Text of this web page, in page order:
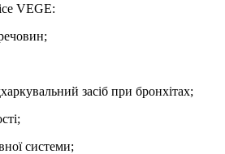
VEGE:
засіб при бронхітах;
системи;